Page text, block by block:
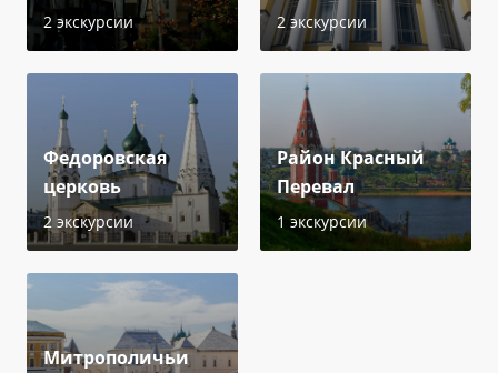
2 экскурсии 2 экскурсии
Федоровская
церковь
2 экскурсии
Район Красный
Перевал
1 экскурсии
Митрополичьи